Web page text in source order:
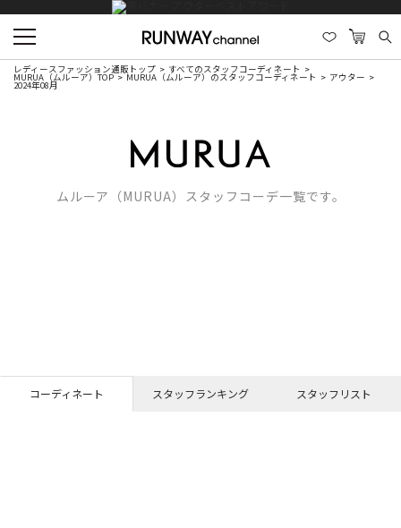
レディースファッション通販トップ すべてのスタッフコーディネート
MURUA（ムルーア）TOP MURUA（ムルーア）のスタッフコーディネート アウター
2024年08月
ムルーア（MURUA）スタッフコーデ一覧です。
コーディネート スタッフランキング スタッフリスト